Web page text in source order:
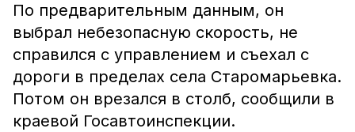
По предварительным данным, он
выбрал небезопасную скорость, не
справился с управлением и съехал с
дороги в пределах села Старомарьевка.
Потом он врезался в столб, сообщили в
краевой Госавтоинспекции.